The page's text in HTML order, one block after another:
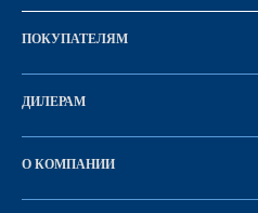
ПОКУПАТЕЛЯМ
Оформить заказ
Каталог
ДИЛЕРАМ
Стать дилером
О КОМПАНИИ
История компании